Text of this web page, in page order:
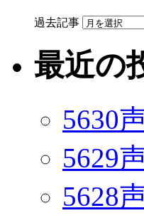
過去記事
最近の
5630
5629
5628